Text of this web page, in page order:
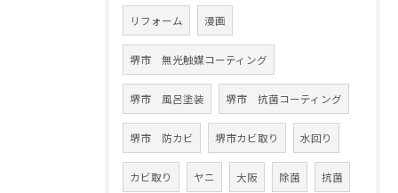
リフォーム 漫画
堺市 無光触媒コーティング
堺市 風呂塗装 堺市 抗菌コーティング
堺市 防カビ 堺市カビ取り 水回り
カビ取り ヤニ 大阪 除菌 抗菌